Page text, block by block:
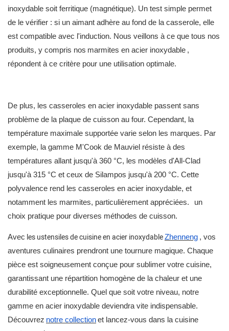
inoxydable soit ferritique (magnétique). Un test simple permet
de le vérifier : si un aimant adhère au fond de la casserole, elle
est compatible avec l'induction. Nous veillons à ce que tous nos
produits, y compris nos marmites en acier inoxydable ,
répondent à ce critère pour une utilisation optimale.
De plus, les casseroles en acier inoxydable passent sans
problème de la plaque de cuisson au four. Cependant, la
température maximale supportée varie selon les marques. Par
exemple, la gamme M'Cook de Mauviel résiste à des
températures allant jusqu'à 360 °C, les modèles d'All-Clad
jusqu'à 315 °C et ceux de Silampos jusqu'à 200 °C. Cette
polyvalence rend les casseroles en acier inoxydable, et
notamment les marmites, particulièrement appréciées.
un
choix pratique pour diverses méthodes de cuisson.
Avec les ustensiles de cuisine en acier inoxydableZhenneng , vos
aventures culinaires prendront une tournure magique. Chaque
pièce est soigneusement conçue pour sublimer votre cuisine,
garantissant une répartition homogène de la chaleur et une
durabilité exceptionnelle. Quel que soit votre niveau, notre
gamme en acier inoxydable deviendra vite indispensable.
Découvrez notre collectionet lancez-vous dans la cuisine